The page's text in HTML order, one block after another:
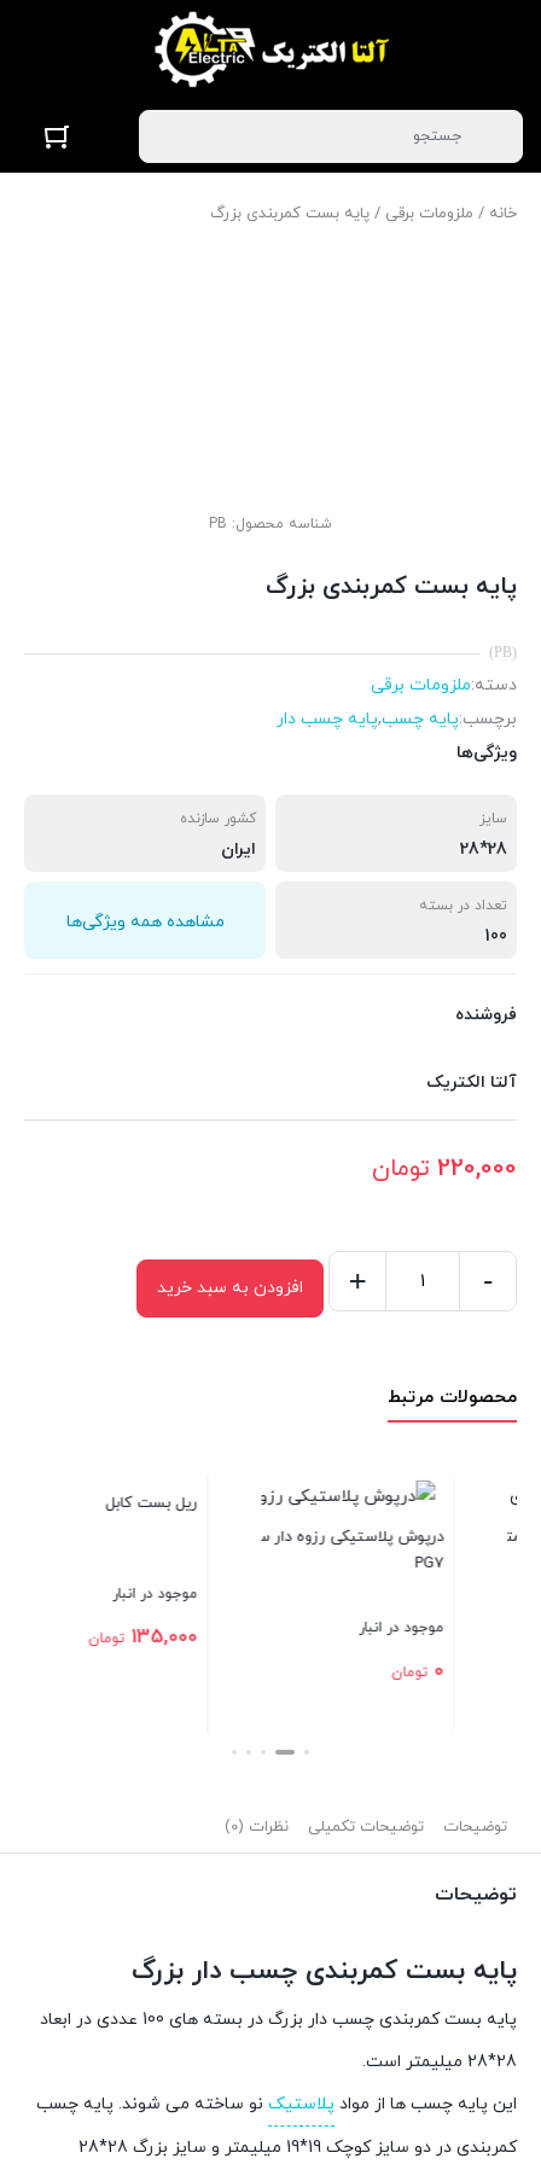
خانه / ملزومات برقی / پایه بست کمربندی بزرگ
شناسه محصول: PB
پایه بست کمربندی بزرگ
(PB)
دسته:ملزومات برقی
برچسب:پایه چسب,پایه چسب دار
ویژگی‌ها
سایز
28*28
کشور سازنده
ایران
تعداد در بسته
100
مشاهده همه ویژگی‌ها
فروشنده
آلتا الکتریک
220,000 تومان
بزرگ
-
+ افزودن به سبد خرید
محصولات مرتبط
دار سایز ریل بست کابل
موجود در انبار
135,000
نوار فرم سایز 8
موجود در انبار
720,000 تومان
توضیحات توضیحات تکمیلی نظرات (0)
توضیحات
پایه بست کمربندی چسب دار بزرگ
پایه بست کمربندی چسب دار بزرگ در بسته های 100 عددی در ابعاد
28*28 میلیمتر است.
این پایه چسب ها از مواد پلاستیک نو ساخته می شوند. پایه چسب
کمربندی در دو سایز کوچک 19*19 میلیمتر و سایز بزرگ 28*28